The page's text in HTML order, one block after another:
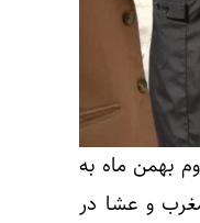
بهمن ماه به
و عشا در